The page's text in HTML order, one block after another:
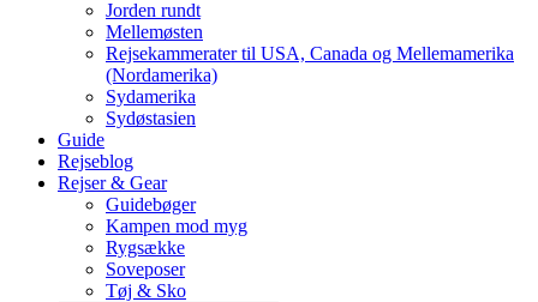
Jorden rundt
Mellemøsten
Rejsekammerater til USA, Canada og Mellemamerika
(Nordamerika)
Sydamerika
Sydøstasien
Guide
Rejseblog
Rejser & Gear
Guidebøger
Kampen mod myg
Rygsække
Soveposer
Tøj & Sko